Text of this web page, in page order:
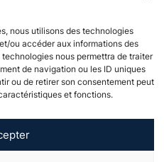
nous utilisons des technologies
ou accéder aux informations des
nous permettra de traiter
de navigation ou les ID uniques
ou de retirer son consentement peut
et fonctions.
Événements
Catalogue de
formation
Recherche